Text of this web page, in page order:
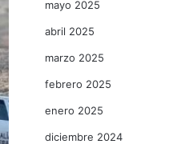
mayo 2025
abril 2025
marzo 2025
febrero 2025
enero 2025
diciembre 2024